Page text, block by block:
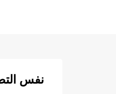
نفس